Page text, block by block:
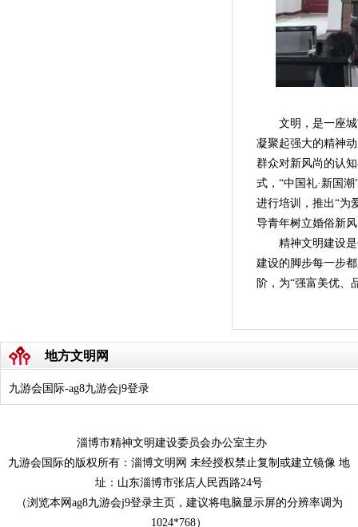
文明，是一座城
凝聚起强大的精神
群众对新风尚的认
式，“中国礼·新国
进行培训，推出“为
导青年树立婚俗新
精神文明建设
建设的脚步每一步
阶，为“强富美优、
地方文明网
九游会国际-ag8九游会j9登录
淄博市精神文明建设委员会办公室主办
九游会国际的版权所有：淄博文明网 未经授权禁止复制或建立镜像 地
址：山东淄博市张店人民西路24号
（浏览本网ag8九游会j9登录主页，建议将电脑显示屏的分辨率调为
1024*768）